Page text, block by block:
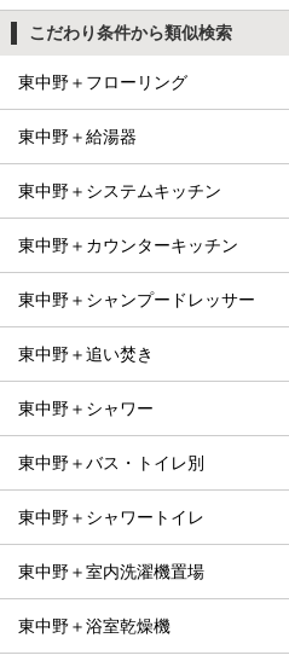
こだわり条件から類似検索
東中野＋フローリング
東中野＋給湯器
東中野＋システムキッチン
東中野＋カウンターキッチン
東中野＋シャンプードレッサー
東中野＋追い焚き
東中野＋シャワー
東中野＋バス・トイレ別
東中野＋シャワートイレ
東中野＋室内洗濯機置場
東中野＋浴室乾燥機